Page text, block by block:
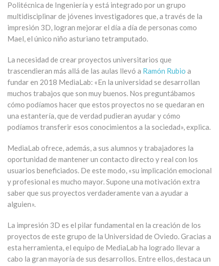
Politécnica de Ingeniería y está integrado por un grupo
multidisciplinar de jóvenes investigadores que, a través de la
impresión 3D, logran mejorar el día a día de personas como
Mael, el único niño asturiano tetramputado.
La necesidad de crear proyectos universitarios que
trascendieran más allá de las aulas llevó a Ramón Rubio a
fundar en 2018 MediaLab: «En la universidad se desarrollan
muchos trabajos que son muy buenos. Nos preguntábamos
cómo podíamos hacer que estos proyectos no se quedaran en
una estantería, que de verdad pudieran ayudar y cómo
podíamos transferir esos conocimientos a la sociedad», explica.
MediaLab ofrece, además, a sus alumnos y trabajadores la
oportunidad de mantener un contacto directo y real con los
usuarios beneficiados. De este modo, «su implicación emocional
y profesional es mucho mayor. Supone una motivación extra
saber que sus proyectos verdaderamente van a ayudar a
alguien».
La impresión 3D es el pilar fundamental en la creación de los
proyectos de este grupo de la Universidad de Oviedo. Gracias a
esta herramienta, el equipo de MediaLab ha logrado llevar a
cabo la gran mayoría de sus desarrollos. Entre ellos, destaca un